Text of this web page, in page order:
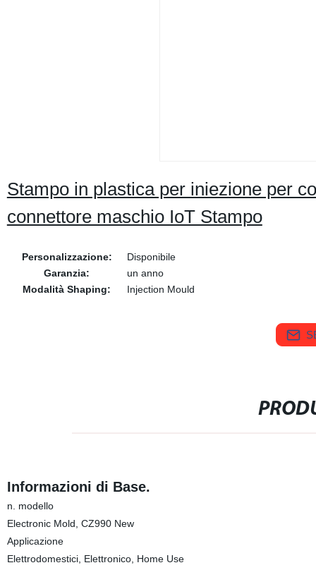
Stampo in plastica per iniezione per
connettore maschio IoT Stampo
Personalizzazione:
Disponibile
Garanzia:
un anno
Modalità Shaping:
Injection Mould
Informazioni di Base.
n. modello
Electronic Mold, CZ990 New
Applicazione
Elettrodomestici, Elettronico, Home Use